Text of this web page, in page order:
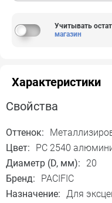
Учитывать
магазин
Характеристики
Свойства
Оттенок:
Цвет:
PC 2540
Диаметр (D, мм):
20
Бренд:
PACIFIC
Назначение: Для